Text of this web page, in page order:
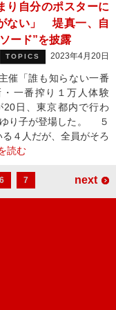
り自分のポスターに
ない」 堤真一、自
ード”を披露
TOPICS 2023年4月20日
催「誰も知らない一番
一番搾り１万人体験
20日、東京都内で行わ
り子が登場した。 ５
４人だが、全員がそろ
読む
6 7 next